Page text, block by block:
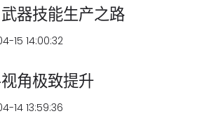
器技能生产之路
15 14:00:32
角极致提升
14 13:59:36